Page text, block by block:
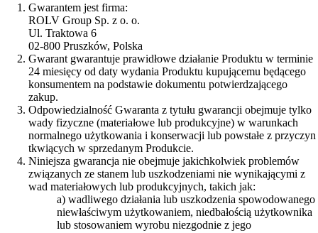
Gwarantem jest firma:
ROLV Group Sp. z o. o.
Ul. Traktowa 6
02-800 Pruszków, Polska
Gwarant gwarantuje prawidłowe działanie Produktu w terminie
24 miesięcy od daty wydania Produktu kupującemu będącego
konsumentem na podstawie dokumentu potwierdzającego
zakup.
Odpowiedzialność Gwaranta z tytułu gwarancji obejmuje tylko
wady fizyczne (materiałowe lub produkcyjne) w warunkach
normalnego użytkowania i konserwacji lub powstałe z przyczyn
tkwiących w sprzedanym Produkcie.
Niniejsza gwarancja nie obejmuje jakichkolwiek problemów
związanych ze stanem lub uszkodzeniami nie wynikającymi z
wad materiałowych lub produkcyjnych, takich jak:
a) wadliwego działania lub uszkodzenia spowodowanego
niewłaściwym użytkowaniem, niedbałością użytkownika
lub stosowaniem wyrobu niezgodnie z jego